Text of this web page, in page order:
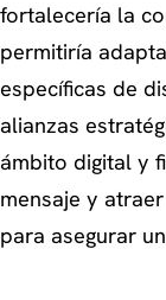
fortalecería la
permitiría
específicas de
alianzas
ámbito digital y
mensaje y
para asegurar